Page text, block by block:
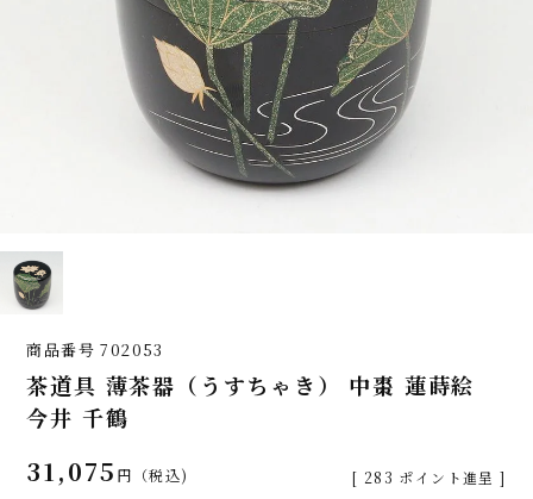
商品番号 702053
茶道具 薄茶器（うすちゃき） 中棗 蓮蒔絵
今井 千鶴
31,075 税込 [ 283 ポイント進呈 ]